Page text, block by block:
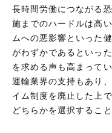
長時間労働につながる
施までのハードルは高
ムへの悪影響といった
がわずかであるといっ
を求める声も高まって
運輸業界の支持もあり
イム制度を廃止した上
どちらかを選択するこ